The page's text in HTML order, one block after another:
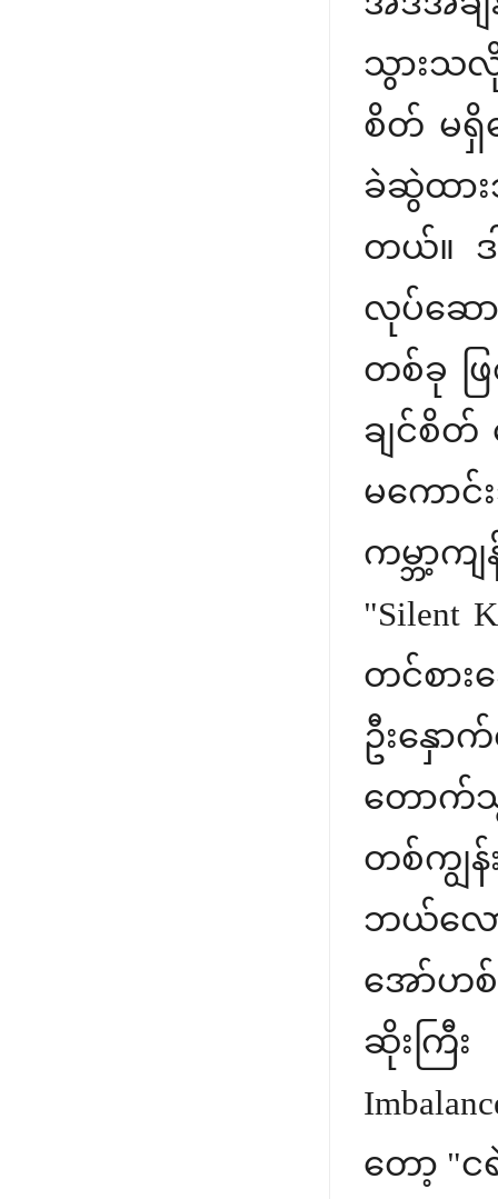
သွားသလို
စိတ် မရှိ
ခဲဆွဲထာ
တယ်။ ဒ
လုပ်ဆော
တစ်ခု ဖ
ချင်စိ
မကောင်
ကမ္ဘာ့က
တင်စား
ဦးနှေ
တောက်
တစ်ကျွ
ဘယ်လေ
အော်ဟ
ဆိုးကြီ
တော့ "င